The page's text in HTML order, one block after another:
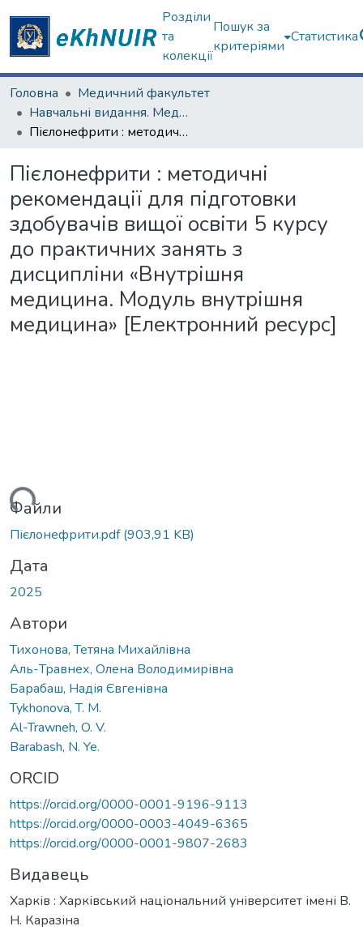
Розділи
та
колекції
Пошук за
критеріями
Статистика
Головна
Медичний факультет
Навчальні видання. Медичний факультет
Пієлонефрити : методичні рекомендації для підготовки здобувачів вищої освіти 5 курсу до практичних занять з дисципліни «Внутрішня медицина. Модуль внутрішня медицина» [Електронний ресурс]
Пієлонефрити : методичні
рекомендації для підготовки
здобувачів вищої освіти 5 курсу
до практичних занять з
дисципліни «Внутрішня
медицина. Модуль внутрішня
медицина» [Електронний ресурс]
Файли
Пієлонефрити.pdf(903,91 KB)
Дата
2025
Автори
Тихонова, Тетяна Михайлівна
Аль-Травнех, Олена Володимирівна
Барабаш, Надія Євгенівна
Tykhonova, T. M.
Al-Trawneh, O. V.
Barabash, N. Ye.
ORCID
https://orcid.org/0000-0001-9196-9113
https://orcid.org/0000-0003-4049-6365
https://orcid.org/0000-0001-9807-2683
Видавець
Харків : Харківський національний університет імені В.
Н. Каразіна